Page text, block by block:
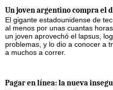
Un joven argentino compra el
El gigante estadounidense de
al menos por unas cuantas
un joven aprovechó el lapsus,
problemas, y lo dio a conocer a
a muchos a correr.
Pagar en línea: la nueva